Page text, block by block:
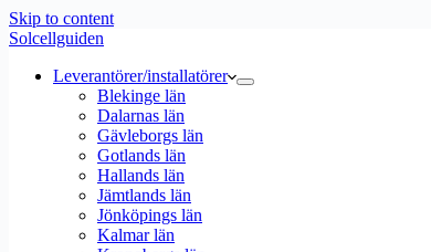
Skip to content
Solcellguiden
Leverantörer/installatörer
Blekinge län
Dalarnas län
Gävleborgs län
Gotlands län
Hallands län
Jämtlands län
Jönköpings län
Kalmar län